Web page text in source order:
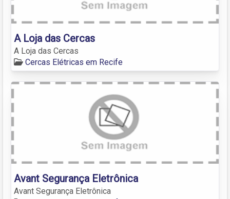
A Loja das Cercas
A Loja das Cercas
Cercas Elétricas em Recife
Avant Segurança Eletrônica
Avant Segurança Eletrônica